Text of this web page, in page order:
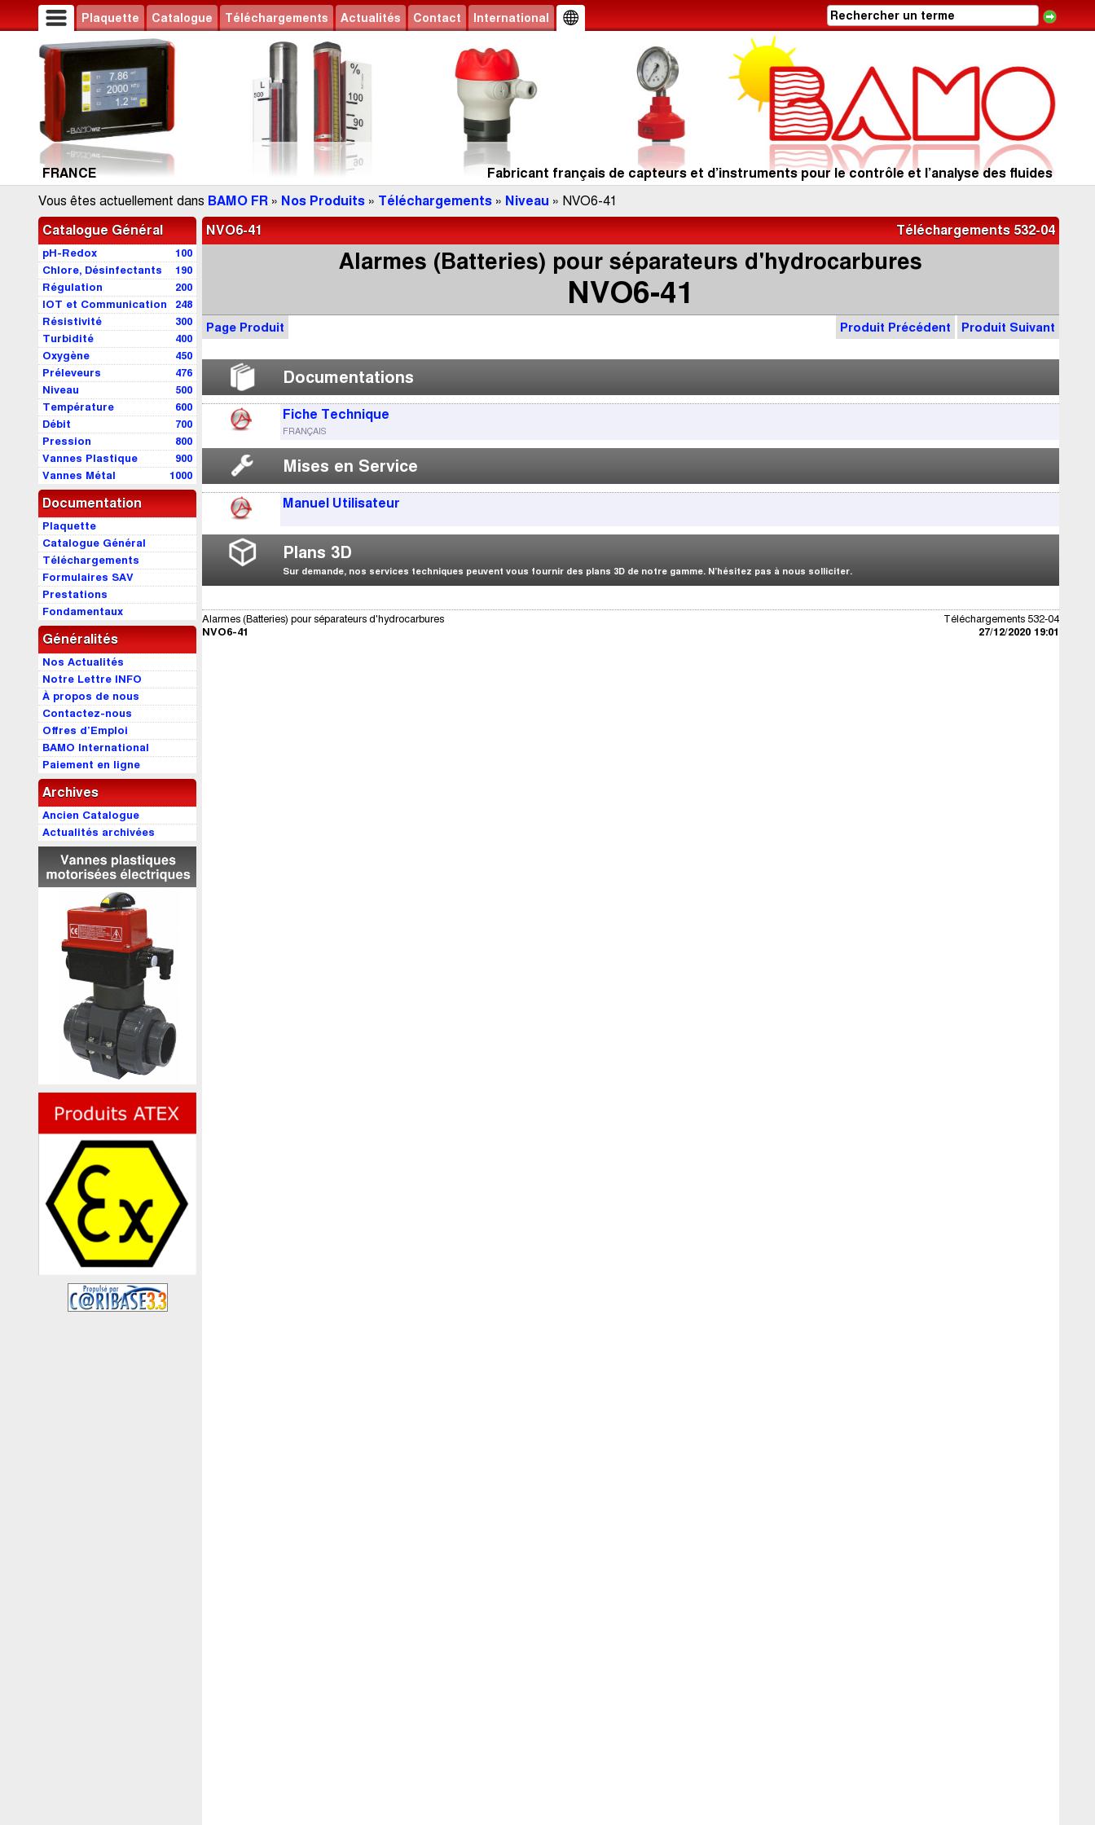
Plaquette Catalogue Téléchargements Actualités Contact International
FRANCE
Fabricant français de capteurs et d’instruments pour le contrôle et l’analyse des fluides
Vous êtes actuellement dans BAMO FR » Nos Produits » Téléchargements » Niveau » NVO6-41
Catalogue Général
100
pH-Redox
190
Chlore, Désinfectants
200
Régulation
248
IOT et Communication
300
Résistivité
400
Turbidité
450
Oxygène
476
Préleveurs
500
Niveau
600
Température
700
Débit
800
Pression
900
Vannes Plastique
1000
Vannes Métal
Documentation
Plaquette
Catalogue Général
Téléchargements
Formulaires SAV
Prestations
Fondamentaux
Généralités
Nos Actualités
Notre Lettre INFO
À propos de nous
Contactez-nous
Offres d’Emploi
BAMO International
Paiement en ligne
Archives
Ancien Catalogue
Actualités archivées
Téléchargements 532-04
NVO6-41
Alarmes (Batteries) pour séparateurs d'hydrocarbures
NVO6-41
Produit Précédent Produit Suivant
Page Produit
Documentations
Fiche Technique
FRANÇAIS
Mises en Service
Manuel Utilisateur
Plans 3D
Sur demande, nos services techniques peuvent vous fournir des plans 3D de notre gamme. N’hésitez pas à nous solliciter.
Téléchargements 532-04
27/12/2020 19:01
Alarmes (Batteries) pour séparateurs d'hydrocarbures
NVO6-41